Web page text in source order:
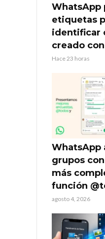
WhatsApp
etiquetas
identificar
creado
Hace 23 horas
WhatsApp
grupos
más
función
agosto 4, 2026